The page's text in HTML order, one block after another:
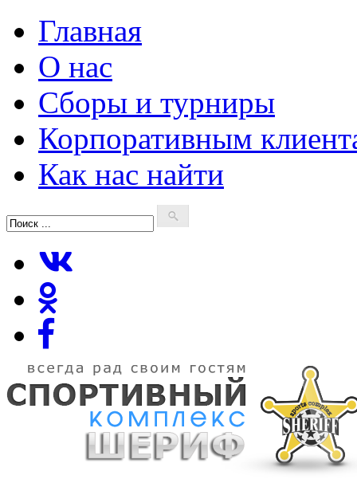
Главная
О нас
Сборы и турниры
Корпоративным
Как нас найти